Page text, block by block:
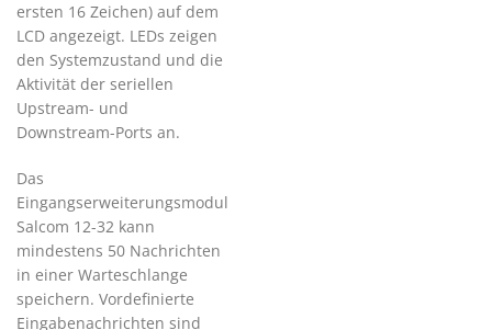
ersten 16 Zeichen) auf dem
LCD angezeigt. LEDs zeigen
den Systemzustand und die
Aktivität der seriellen
Upstream- und
Downstream-Ports an.
Das
Eingangserweiterungsmodul
Salcom 12-32 kann
mindestens 50 Nachrichten
in einer Warteschlange
speichern. Vordefinierte
Eingabenachrichten sind